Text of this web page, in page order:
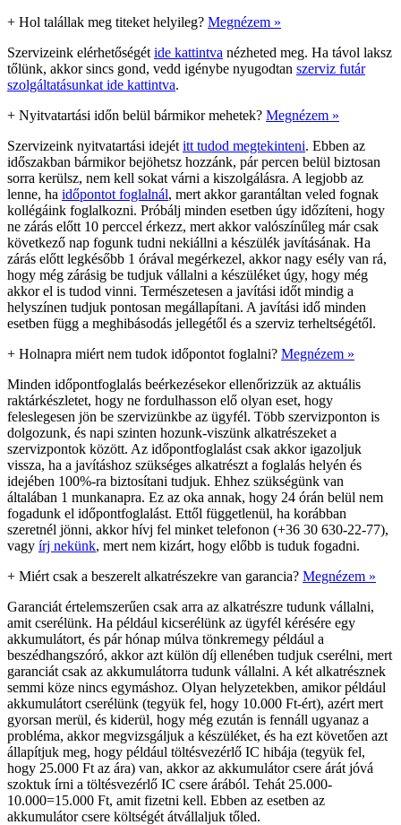
+ Hol talállak meg titeket helyileg? Megnézem »
Szervizeink elérhetőségét ide kattintva nézheted meg. Ha távol laksz
tőlünk, akkor sincs gond, vedd igénybe nyugodtan szerviz futár
szolgáltatásunkat ide kattintva.
+ Nyitvatartási időn belül bármikor mehetek? Megnézem »
Szervizeink nyitvatartási idejét itt tudod megtekinteni. Ebben az
időszakban bármikor bejöhetsz hozzánk, pár percen belül biztosan
sorra kerülsz, nem kell sokat várni a kiszolgálásra. A legjobb az
lenne, ha időpontot foglalnál, mert akkor garantáltan veled fognak
kollégáink foglalkozni. Próbálj minden esetben úgy időzíteni, hogy
ne zárás előtt 10 perccel érkezz, mert akkor valószínűleg már csak
következő nap fogunk tudni nekiállni a készülék javításának. Ha
zárás előtt legkésőbb 1 órával megérkezel, akkor nagy esély van rá,
hogy még zárásig be tudjuk vállalni a készüléket úgy, hogy még
akkor el is tudod vinni. Természetesen a javítási időt mindig a
helyszínen tudjuk pontosan megállapítani. A javítási idő minden
esetben függ a meghibásodás jellegétől és a szerviz terheltségétől.
+ Holnapra miért nem tudok időpontot foglalni? Megnézem »
Minden időpontfoglalás beérkezésekor ellenőrizzük az aktuális
raktárkészletet, hogy ne fordulhasson elő olyan eset, hogy
feleslegesen jön be szervizünkbe az ügyfél. Több szervizponton is
dolgozunk, és napi szinten hozunk-viszünk alkatrészeket a
szervizpontok között. Az időpontfoglalást csak akkor igazoljuk
vissza, ha a javításhoz szükséges alkatrészt a foglalás helyén és
idejében 100%-ra biztosítani tudjuk. Ehhez szükségünk van
általában 1 munkanapra. Ez az oka annak, hogy 24 órán belül nem
fogadunk el időpontfoglalást. Ettől függetlenül, ha korábban
szeretnél jönni, akkor hívj fel minket telefonon (+36 30 630-22-77),
vagy írj nekünk, mert nem kizárt, hogy előbb is tuduk fogadni.
+ Miért csak a beszerelt alkatrészekre van garancia? Megnézem »
Garanciát értelemszerűen csak arra az alkatrészre tudunk vállalni,
amit cserélünk. Ha például kicserélünk az ügyfél kérésére egy
akkumulátort, és pár hónap múlva tönkremegy például a
beszédhangszóró, akkor azt külön díj ellenében tudjuk cserélni, mert
garanciát csak az akkumulátorra tudunk vállalni. A két alkatrésznek
semmi köze nincs egymáshoz. Olyan helyzetekben, amikor például
akkumulátort cserélünk (tegyük fel, hogy 10.000 Ft-ért), azért mert
gyorsan merül, és kiderül, hogy még ezután is fennáll ugyanaz a
probléma, akkor megvizsgáljuk a készüléket, és ha ezt követően azt
állapítjuk meg, hogy például töltésvezérlő IC hibája (tegyük fel,
hogy 25.000 Ft az ára) van, akkor az akkumulátor csere árát jóvá
szoktuk írni a töltésvezérlő IC csere árából. Tehát 25.000-
10.000=15.000 Ft, amit fizetni kell. Ebben az esetben az
akkumulátor csere költségét átvállaljuk tőled.